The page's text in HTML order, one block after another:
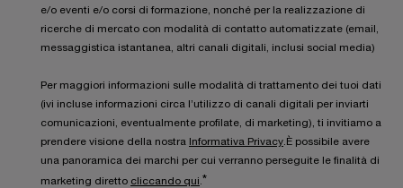
e/o eventi e/o corsi di formazione, nonché per la realizzazione di
ricerche di mercato con modalità di contatto automatizzate (email,
messaggistica istantanea, altri canali digitali, inclusi social media)
Per maggiori informazioni sulle modalità di trattamento dei tuoi dati
(ivi incluse informazioni circa l’utilizzo di canali digitali per inviarti
comunicazioni, eventualmente profilate, di marketing), ti invitiamo a
prendere visione della nostra
Informativa Privacy .È possibile avere
una panoramica dei marchi per cui verranno perseguite le finalità di
marketing diretto cliccando qui *